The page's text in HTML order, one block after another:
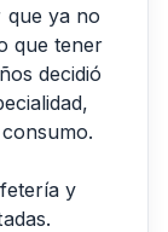
que ya no
que tener
decidió
y